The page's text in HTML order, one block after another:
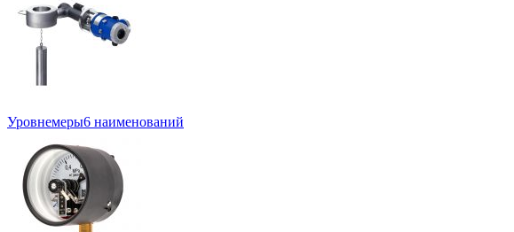
Уровнемеры6 наименований